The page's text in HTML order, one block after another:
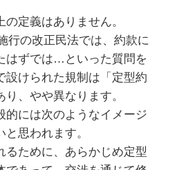
定義はありません。
行の改正民法では、約款に
はずでは…といった質問を
設けられた規制は「定型約
、やや異なります。
的には次のようなイメージ
思われます。
るために、あらかじめ定型